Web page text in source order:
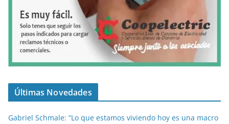
Últimas Novedades
Gabriel Schmale: “Lo que estamos viviendo hoy es una macro